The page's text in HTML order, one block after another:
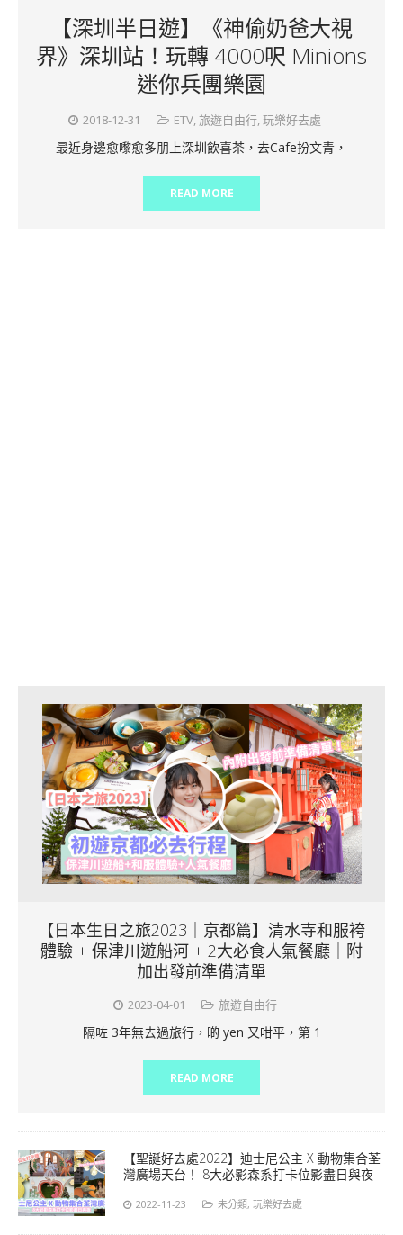
【深圳半日遊】《神偷奶爸大視
界》深圳站！玩轉 4000呎 Minions
迷你兵團樂園
2018-12-31 ETV,旅遊自由行,玩樂好去處
最近身邊愈嚟愈多朋上深圳飲喜茶，去Cafe扮文青，
READ MORE
【日本生日之旅2023｜京都篇】清水寺和服袴
體驗 + 保津川遊船河 + 2大必食人氣餐廳｜附
加出發前準備清單
2023-04-01 旅遊自由行
隔咗 3年無去過旅行，啲 yen 又咁平，第 1
READ MORE
【聖誕好去處2022】迪士尼公主 X 動物集合荃
灣廣場天台！ 8大必影森系打卡位影盡日與夜
2022-11-23 未分類, 玩樂好去處